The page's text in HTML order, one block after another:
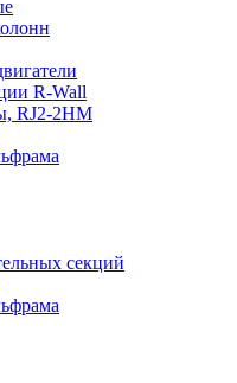
R-Wall
RJ2-2HM
секций